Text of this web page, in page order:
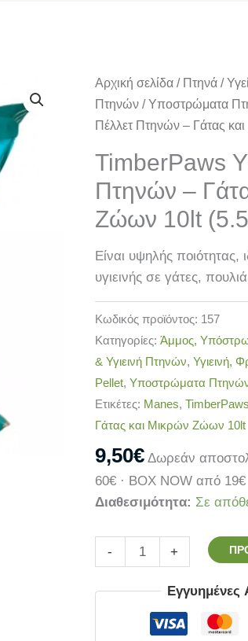
Αρχική σελίδα/ Πτηνά/
Πτηνών/Υποστρώματα
Πέλλετ Πτηνών – Γάτας
TimberPaws
Πτηνών –
Ζώων 10lt
Είναι υψηλής
υγιεινής σε γάτες,
Κωδικός προϊόντος: 157
Κατηγορίες: Άμμος,
& Υγιεινή Πτηνών, Υγιεινή,
Pellet, Υποστρώματα
Ετικέτες: Manes,
Γάτας και Μικρών Ζώων 10lt
9,50€ Δωρεάν
60€ · BOX NOW από 19€
Διαθεσιμότητα: Σε
-
TimberPaws
Υπόστρωμα
Πέλλετ
Γάτας
και
Μικρών
Ζώων
10lt
ποσότητα
+
Εγγυημένες